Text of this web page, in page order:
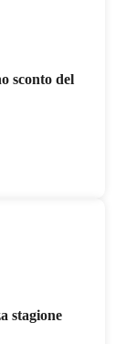
sconto del
stagione